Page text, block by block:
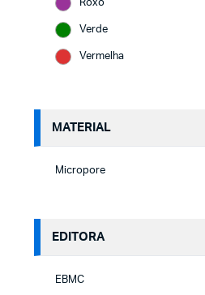
Roxo
Verde
Vermelha
MATERIAL
Micropore
EDITORA
EBMC